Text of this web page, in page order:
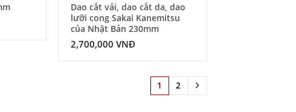
Dao cắt vải, dao cắt da, dao
lưỡi cong Sakai Kanemitsu
của Nhật Bản 230mm
2,700,000 VNĐ
1 2